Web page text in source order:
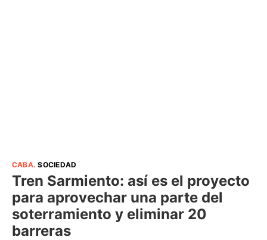
CABA.SOCIEDAD
Tren Sarmiento: así es el proyecto
para aprovechar una parte del
soterramiento y eliminar 20
barreras